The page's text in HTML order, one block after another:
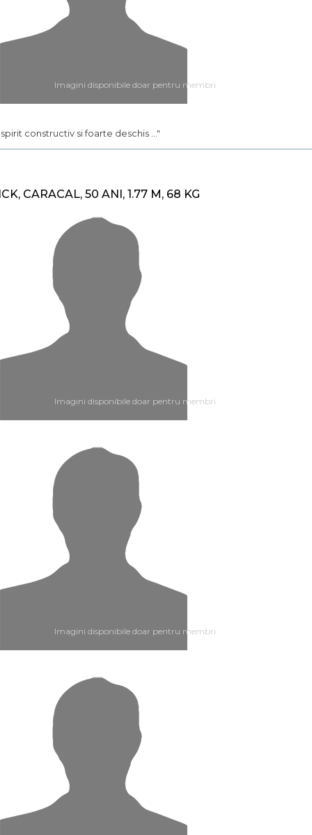
Imagini disponibile doar pentru membri
spirit constructiv si foarte deschis ..."
CARACAL, 50 ANI, 1.77 M, 68 KG
Imagini disponibile doar pentru membri
Imagini disponibile doar pentru membri